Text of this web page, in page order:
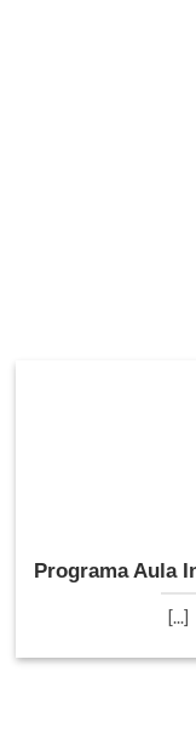
Programa Aula
[...]